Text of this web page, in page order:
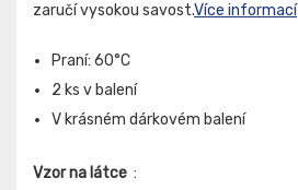
zaručí vysokou savost.Více informací
Praní: 60°C
2 ks v balení
V krásném dárkovém balení
Vzor na látce :